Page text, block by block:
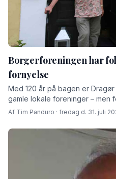
Borgerforeningen har
fornyelse
Med 120 år på bagen er
gamle lokale foreninger – men
skabe rammer for fremtiden
Af Tim Panduro · fredag d. 31. juli